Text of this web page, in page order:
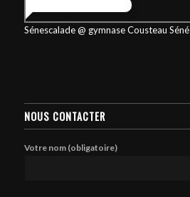
Sénescalade @ gymnase Cousteau Séné
NOUS CONTACTER
Votre nom (obligatoire)